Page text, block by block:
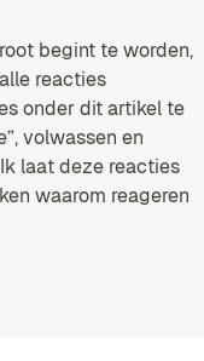
begint te worden,
reacties
onder dit artikel te
volwassen en
laat deze reacties
waarom reageren